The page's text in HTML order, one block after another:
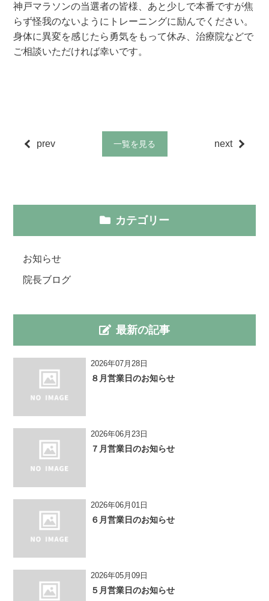
神戸マラソンの当選者の皆様、あと少しで本番ですが焦
らず怪我のないようにトレーニングに励んでください。
身体に異変を感じたら勇気をもって休み、治療院などで
ご相談いただければ幸いです。
prev 一覧を見る next
カテゴリー
お知らせ
院長ブログ
最新の記事
2026年07月28日
８月営業日のお知らせ
2026年06月23日
７月営業日のお知らせ
2026年06月01日
６月営業日のお知らせ
2026年05月09日
５月営業日のお知らせ